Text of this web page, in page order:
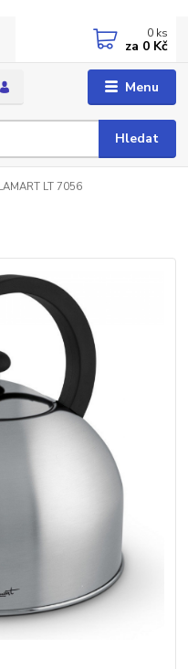
Menu
Hledat
0 ks
za 0 Kč
LT 7056